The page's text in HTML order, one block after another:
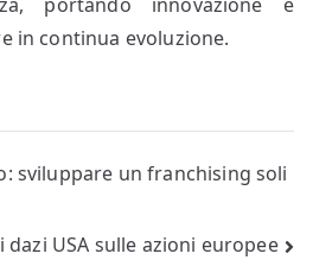
in continua evoluzione.
sviluppare un franchising soli
dazi USA sulle azioni europee